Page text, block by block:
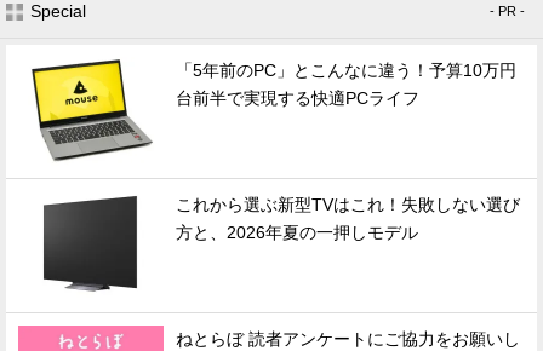
Special - PR -
「5年前のPC」とこんなに違う！予算10万円
台前半で実現する快適PCライフ
これから選ぶ新型TVはこれ！失敗しない選び
方と、2026年夏の一押しモデル
ねとらぼ 読者アンケートにご協力をお願いし